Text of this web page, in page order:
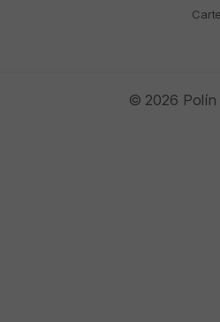
© 2026 Polín